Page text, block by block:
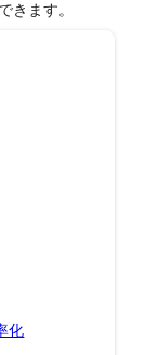
きます。
化